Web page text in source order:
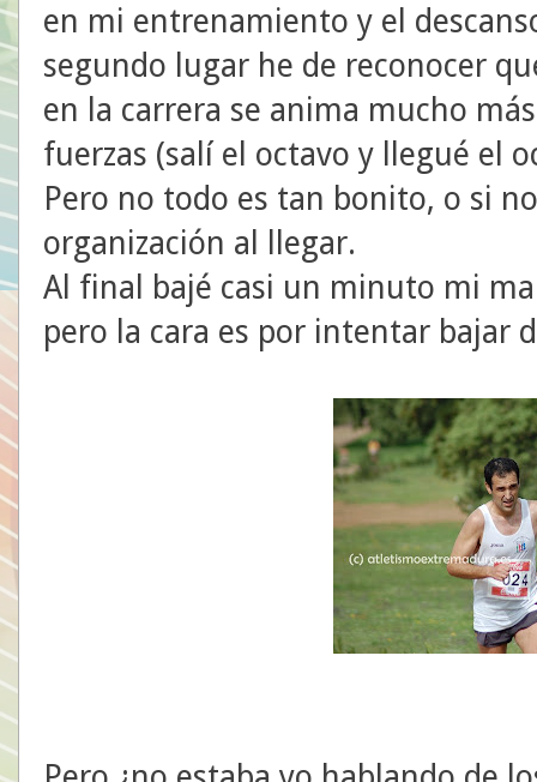
en mi entrenamiento y el
segundo lugar he de reconocer
en la carrera se anima mucho
fuerzas (salí el octavo y llegué el
Pero no todo es tan bonito, o si
organización al llegar.
Al final bajé casi un minuto mi
pero la cara es por intentar bajar